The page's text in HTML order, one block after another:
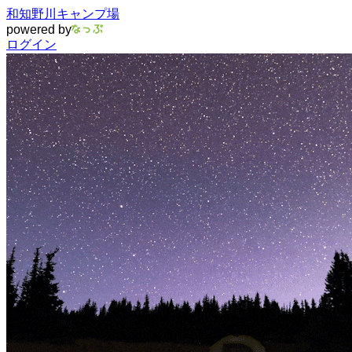
和知野川キャンプ場
powered by
ログイン